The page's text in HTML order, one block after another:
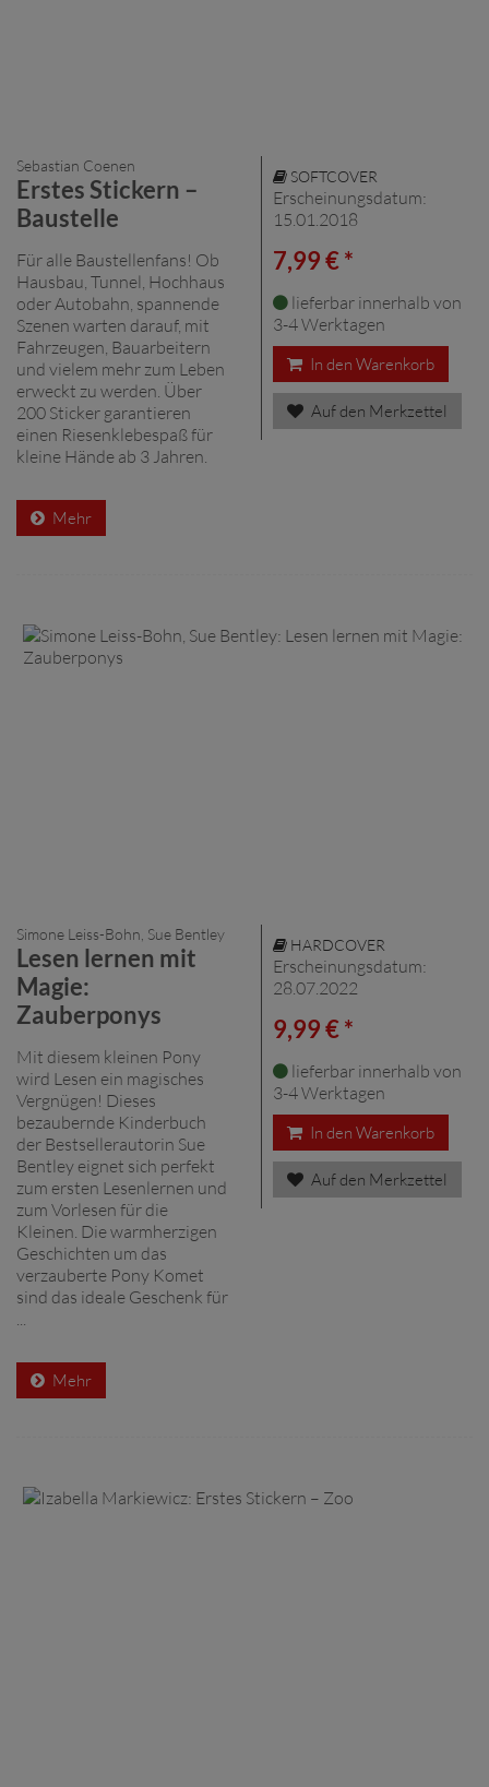
Sebastian Coenen
Erstes Stickern –
Baustelle
Für alle Baustellenfans! Ob
Hausbau, Tunnel, Hochhaus
oder Autobahn, spannende
Szenen warten darauf, mit
Fahrzeugen, Bauarbeitern
und vielem mehr zum Leben
erweckt zu werden. Über
200 Sticker garantieren
einen Riesenklebespaß für
kleine Hände ab 3 Jahren.
Mehr
SOFTCOVER
Erscheinungsdatum:
15.01.2018
7,99 € *
lieferbar innerhalb von
3-4 Werktagen
In den Warenkorb
Auf den Merkzettel
Simone Leiss-Bohn, Sue Bentley
Lesen lernen mit
Magie:
Zauberponys
Mit diesem kleinen Pony
wird Lesen ein magisches
Vergnügen! Dieses
bezaubernde Kinderbuch
der Bestsellerautorin Sue
Bentley eignet sich perfekt
zum ersten Lesenlernen und
zum Vorlesen für die
Kleinen. Die warmherzigen
Geschichten um das
verzauberte Pony Komet
sind das ideale Geschenk für
Mehr
HARDCOVER
Erscheinungsdatum:
28.07.2022
9,99 € *
lieferbar innerhalb von
3-4 Werktagen
In den Warenkorb
Auf den Merkzettel